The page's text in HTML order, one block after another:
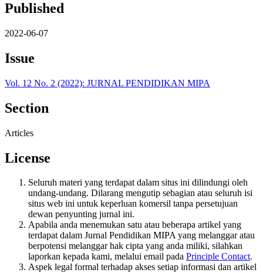
Published
2022-06-07
Issue
Vol. 12 No. 2 (2022): JURNAL PENDIDIKAN MIPA
Section
Articles
License
Seluruh materi yang terdapat dalam situs ini dilindungi oleh
undang-undang. Dilarang mengutip sebagian atau seluruh isi
situs web ini untuk keperluan komersil tanpa persetujuan
dewan penyunting jurnal ini.
Apabila anda menemukan satu atau beberapa artikel yang
terdapat dalam Jurnal Pendidikan MIPA yang melanggar atau
berpotensi melanggar hak cipta yang anda miliki, silahkan
laporkan kepada kami, melalui email pada Principle Contact.
Aspek legal formal terhadap akses setiap informasi dan artikel